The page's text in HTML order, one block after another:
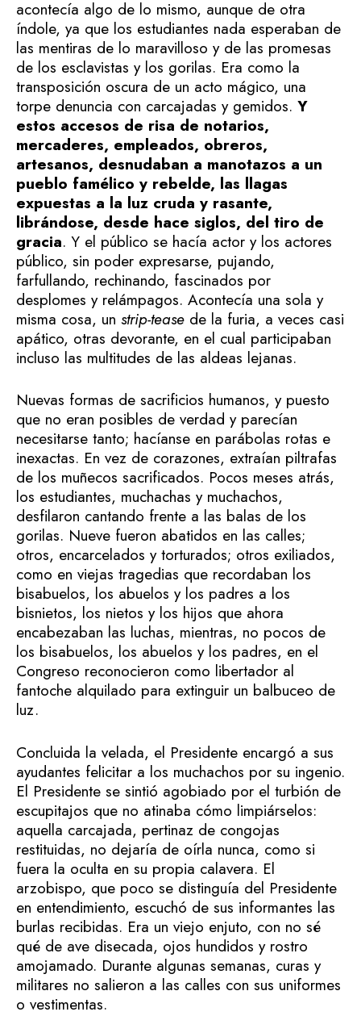
acontecía algo de lo mismo, aunque de otra
índole, ya que los estudiantes nada esperaban de
las mentiras de lo maravilloso y de las promesas
de los esclavistas y los gorilas. Era como la
transposición oscura de un acto mágico, una
torpe denuncia con carcajadas y gemidos. Y
estos accesos de risa de notarios,
mercaderes, empleados, obreros,
artesanos, desnudaban a manotazos a un
pueblo famélico y rebelde, las llagas
expuestas a la luz cruda y rasante,
librándose, desde hace siglos, del tiro de
gracia. Y el público se hacía actor y los actores
público, sin poder expresarse, pujando,
farfullando, rechinando, fascinados por
desplomes y relámpagos. Acontecía una sola y
misma cosa, un strip-tease de la furia, a veces casi
apático, otras devorante, en el cual participaban
incluso las multitudes de las aldeas lejanas.
Nuevas formas de sacrificios humanos, y puesto
que no eran posibles de verdad y parecían
necesitarse tanto; hacíanse en parábolas rotas e
inexactas. En vez de corazones, extraían piltrafas
de los muñecos sacrificados. Pocos meses atrás,
los estudiantes, muchachas y muchachos,
desfilaron cantando frente a las balas de los
gorilas. Nueve fueron abatidos en las calles;
otros, encarcelados y torturados; otros exiliados,
como en viejas tragedias que recordaban los
bisabuelos, los abuelos y los padres a los
bisnietos, los nietos y los hijos que ahora
encabezaban las luchas, mientras, no pocos de
los bisabuelos, los abuelos y los padres, en el
Congreso reconocieron como libertador al
fantoche alquilado para extinguir un balbuceo de
luz.
Concluida la velada, el Presidente encargó a sus
ayudantes felicitar a los muchachos por su ingenio.
El Presidente se sintió agobiado por el turbión de
escupitajos que no atinaba cómo limpiárselos:
aquella carcajada, pertinaz de congojas
restituidas, no dejaría de oírla nunca, como si
fuera la oculta en su propia calavera. El
arzobispo, que poco se distinguía del Presidente
en entendimiento, escuchó de sus informantes las
burlas recibidas. Era un viejo enjuto, con no sé
qué de ave disecada, ojos hundidos y rostro
amojamado. Durante algunas semanas, curas y
militares no salieron a las calles con sus uniformes
o vestimentas.